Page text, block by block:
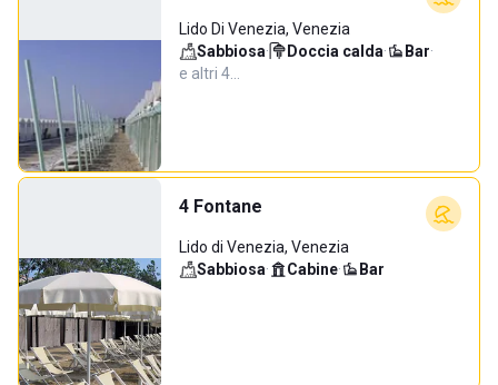
Lido Di Venezia, Venezia
Sabbiosa· Doccia calda· Bar·
e altri 4…
4 Fontane
Lido di Venezia, Venezia
Sabbiosa· Cabine· Bar